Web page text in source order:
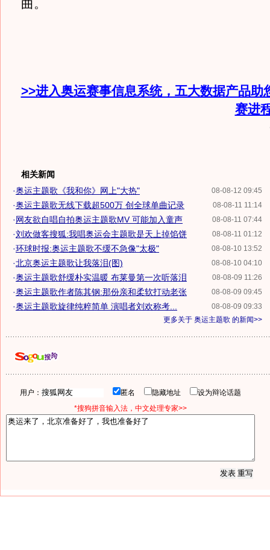
曲。
>>进入奥运赛事信息系统，五大数据产品助
赛进
相关新闻
08-08-12 09:45
·奥运主题歌《我和你》网上"大热"
08-08-11 11:14
·奥运主题歌无线下载超500万 创全球单曲记录
08-08-11 07:44
·网友欲自唱自拍奥运主题歌MV 可能加入童声
08-08-11 01:12
·刘欢做客搜狐:我唱奥运会主题歌是天上掉馅饼
08-08-10 13:52
·环球时报:奥运主题歌不缓不急像"太极"
08-08-10 04:10
·北京奥运主题歌让我落泪(图)
08-08-09 11:26
·奥运主题歌舒缓朴实温暖 布莱曼第一次听落泪
08-08-09 09:45
·奥运主题歌作者陈其钢:那份亲和柔软打动老张
08-08-09 09:33
·奥运主题歌旋律纯粹简单 演唱者刘欢称考...
更多关于 奥运主题歌 的新闻>>
用户： 匿名 隐藏地址
设为辩论话题
*搜狗拼音输入法，中文处理专家>>